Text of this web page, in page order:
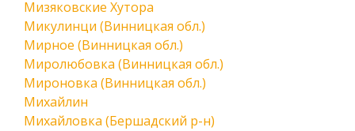
Мизяковские Хутора
Микулинци (Винницкая обл.)
Мирное (Винницкая обл.)
Миролюбовка (Винницкая обл.)
Мироновка (Винницкая обл.)
Михайлин
Михайловка (Бершадский р-н)